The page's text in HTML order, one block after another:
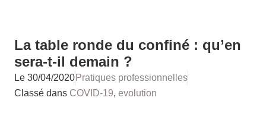
La table ronde du confiné : qu’en
sera-t-il demain ?
Le 30/04/2020 Pratiques professionnelles
Classé dans COVID-19, evolution